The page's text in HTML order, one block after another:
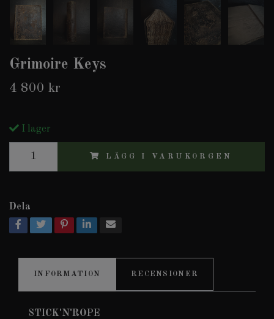
Grimoire Keys
4 800 kr
I lager
LÄGG I VARUKORGEN
Dela
INFORMATION RECENSIONER
STICK'N'ROPE